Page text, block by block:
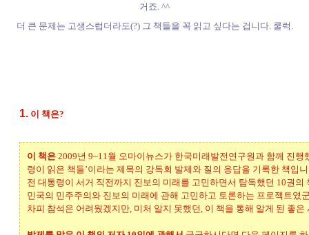
거죠. ^^
더 큰 문제는 고생스럽더라도(?) 그 책들을 꼭 읽고 싶다는 겁니다. 쿨럭.
1. 이 책은?
이 책은 2009년 9~11월 오마이뉴스가 한국미래발전연구원과 함께 진행
령이 읽은 책들’이라는 제목의 강독회 발제와 질의 응답을 기록한 책입
전 대통령이 서거 직전까지 진보의 미래를 고민하면서 탐독했던 10권의
민국의 민주주의와 진보의 미래에 관해 고민하고 토론하는 프로젝트였
차피 참석은 어려웠겠지만, 미처 알지 못했던, 이 책을 통해 알게 된 좋은